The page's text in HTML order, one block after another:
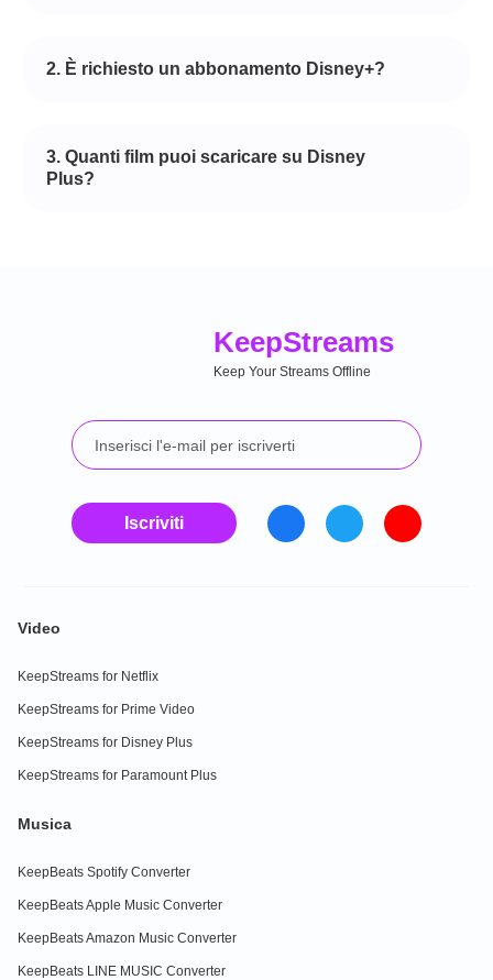
2. È richiesto un abbonamento Disney+?
3. Quanti film puoi scaricare su Disney
Plus?
KeepStreams
Keep Your Streams Offline
Iscriviti
Video
KeepStreams for Netflix
KeepStreams for Prime Video
KeepStreams for Disney Plus
KeepStreams for Paramount Plus
Musica
KeepBeats Spotify Converter
KeepBeats Apple Music Converter
KeepBeats Amazon Music Converter
KeepBeats LINE MUSIC Converter